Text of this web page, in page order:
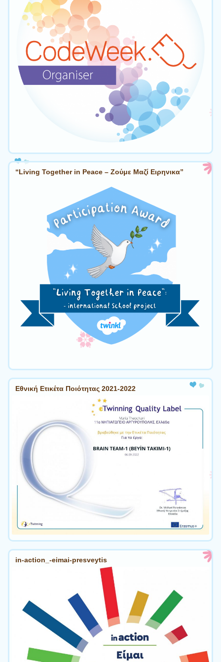
“Living Together in Peace – Ζούμε Μαζί Ειρηνικα”
Εθνική Ετικέτα Ποιότητας 2021-2022
in-action_-eimai-presveytis